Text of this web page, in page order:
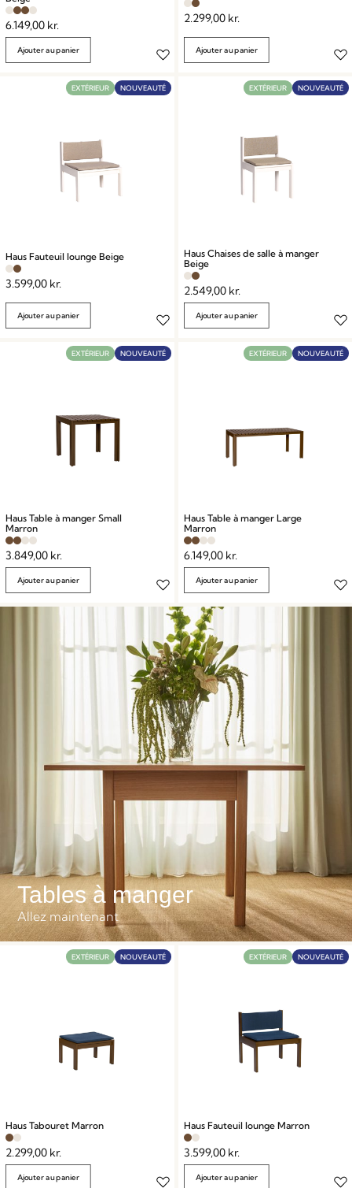
6.149,00 kr.
Ajouter au panier
2.299,00 kr.
Ajouter au panier
EXTÉRIEUR NOUVEAUTÉ
Haus Fauteuil lounge Beige
3.599,00 kr.
Ajouter au panier
EXTÉRIEUR NOUVEAUTÉ
Haus Chaises de salle à manger
Beige
2.549,00 kr.
Ajouter au panier
EXTÉRIEUR NOUVEAUTÉ
Haus Table à manger Small
Marron
3.849,00 kr.
Ajouter au panier
EXTÉRIEUR NOUVEAUTÉ
Haus Table à manger Large
Marron
6.149,00 kr.
Ajouter au panier
Tables à manger
Allez maintenant
EXTÉRIEUR NOUVEAUTÉ
Haus Tabouret Marron
2.299,00 kr.
Ajouter au panier
EXTÉRIEUR NOUVEAUTÉ
Haus Fauteuil lounge Marron
3.599,00 kr.
Ajouter au panier